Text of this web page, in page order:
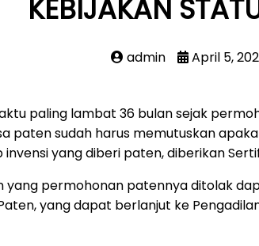
KEBIJAKAN
admin April 5,
paling lambat 36 bulan sejak
paten sudah harus memutuskan
yang diberi paten, diberikan
yang permohonan patennya ditolak
yang dapat berlanjut ke